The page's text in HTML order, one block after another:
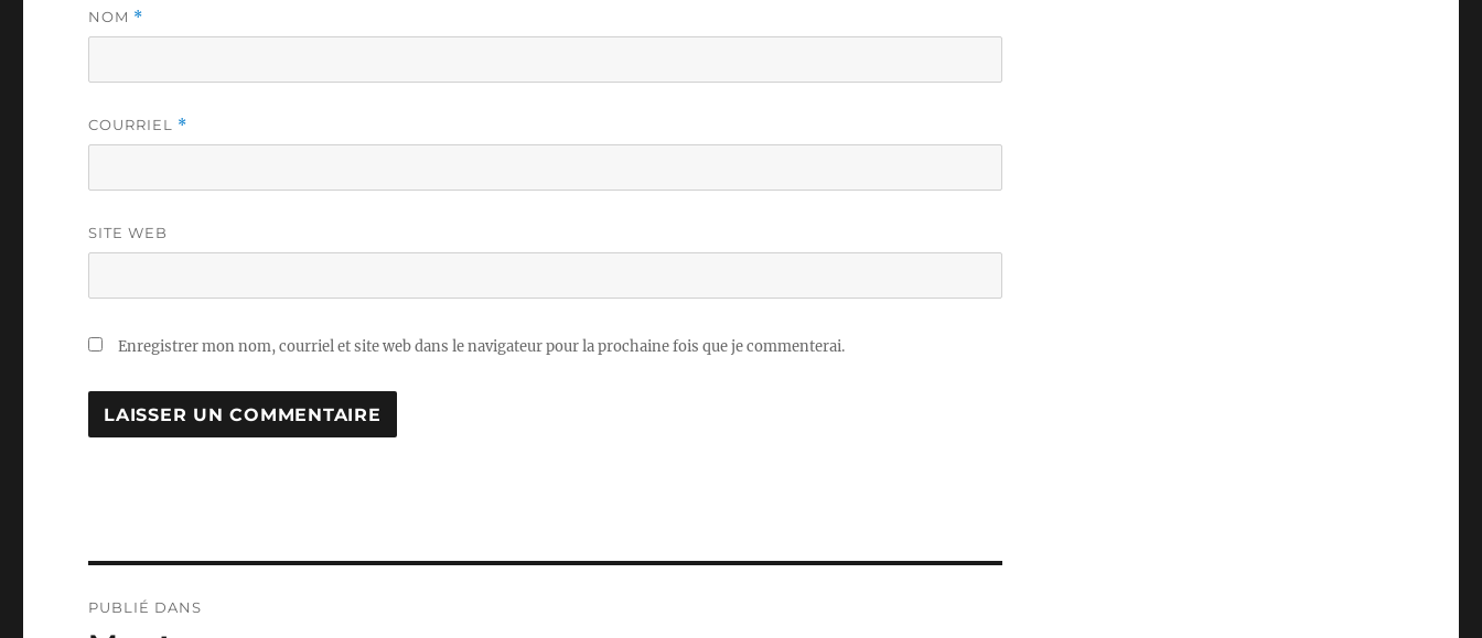
NOM *
COURRIEL *
SITE WEB
Enregistrer mon nom, courriel et site web dans le navigateur pour la prochaine fois que je commenterai.
PUBLIÉ DANS